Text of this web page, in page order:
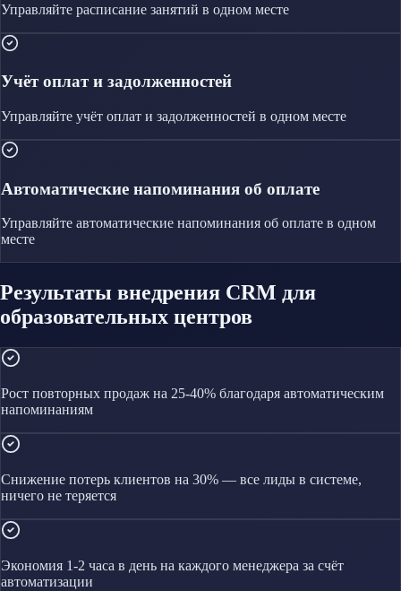
Управляйте расписание занятий в одном месте
Учёт оплат и задолженностей
Управляйте учёт оплат и задолженностей в одном месте
Автоматические напоминания об оплате
Управляйте автоматические напоминания об оплате в одном
месте
Результаты внедрения CRM для
образовательных центров
Рост повторных продаж на 25-40% благодаря автоматическим
напоминаниям
Снижение потерь клиентов на 30% — все лиды в системе,
ничего не теряется
Экономия 1-2 часа в день на каждого менеджера за счёт
автоматизации